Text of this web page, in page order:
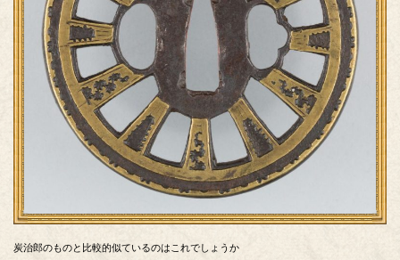
炭治郎のものと比較的似ているのはこれでしょうか